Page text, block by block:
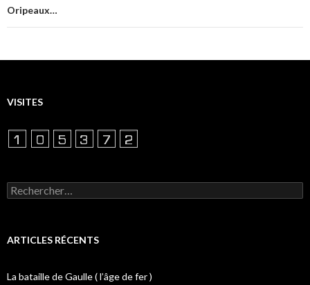
Oripeaux…
VISITES
Rechercher :
ARTICLES RÉCENTS
La bataille de Gaulle ( l’âge de fer )